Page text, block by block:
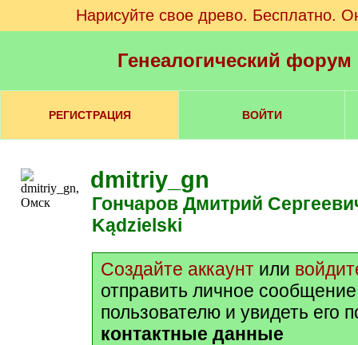
Нарисуйте свое древо. Бесплатно.
Генеалогический
РЕГИСТРАЦИЯ ВОЙТИ
dmitriy_gn
Гончаров Дмитрий
Kądzielski
Создайте аккаунт или
отправить личное
пользователю и увидеть его
контактные данные